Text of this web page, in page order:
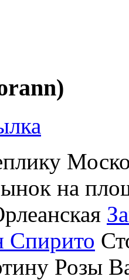
на
Спирито
Розы